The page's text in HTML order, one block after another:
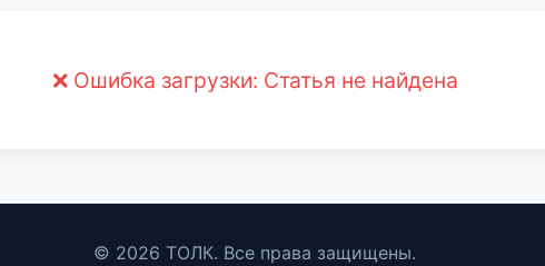
❌ Ошибка загрузки: Статья не найдена
© 2026 ТОЛК. Все права защищены.